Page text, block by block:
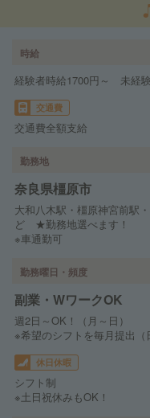
時給
経験者時給1700円～ 未経
交通費
交通費全額支給
勤務地
奈良県橿原市
大和八木駅・橿原神宮前駅
ど ★勤務地選べます！
※車通勤可
勤務曜日・頻度
副業・WワークOK
週2日～OK！（月～日）
※希望のシフトを毎月提出（
休日休暇
シフト制
※土日祝休みもOK！